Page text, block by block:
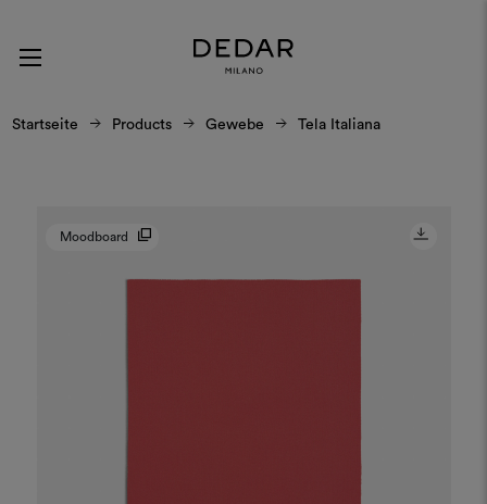
Startseite Products Gewebe Tela Italiana
Moodboard